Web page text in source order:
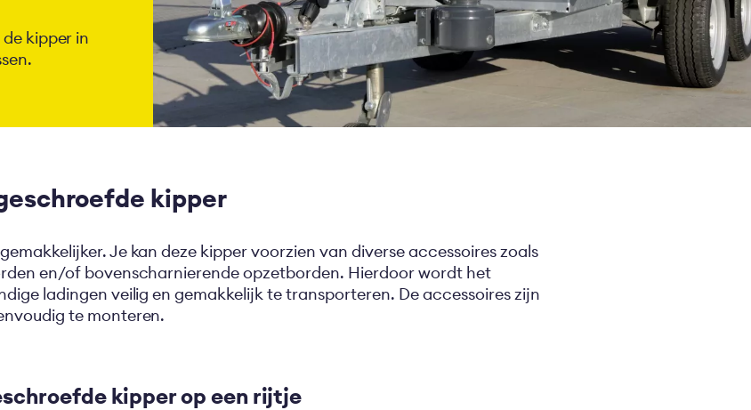
kipper in
kipper
Je kan deze kipper voorzien van diverse accessoires zoals
en/of bovenscharnierende opzetborden. Hierdoor wordt het
ladingen veilig en gemakkelijk te transporteren. De accessoires zijn
te monteren.
kipper op een rijtje